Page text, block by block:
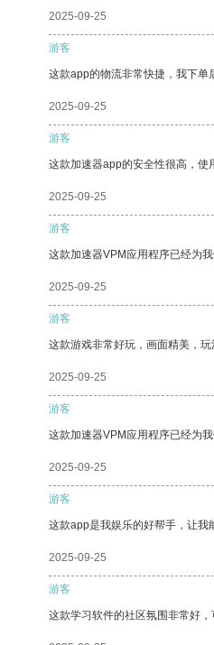
2025-09-25
游客
这款app的物流非常快捷，我下单
2025-09-25
游客
这款加速器app的安全性很高，使
2025-09-25
游客
这款加速器VPM应用程序已经为
2025-09-25
游客
这款游戏非常好玩，画面精美，玩
2025-09-25
游客
这款加速器VPM应用程序已经为
2025-09-25
游客
这款app是我娱乐的好帮手，让我
2025-09-25
游客
这款学习软件的社区氛围非常好，